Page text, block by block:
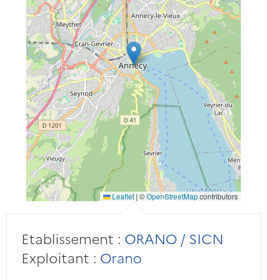
Leaflet | ©OpenStreetMapcontributors
Etablissement : ORANO / SICN
Exploitant : Orano